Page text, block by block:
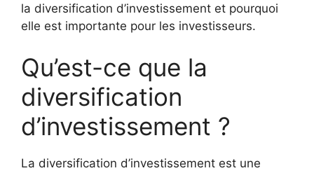
la diversification d’investissement et pourquoi
elle est importante pour les investisseurs.
Qu’est-ce que la
diversification
d’investissement ?
La diversification d’investissement est une